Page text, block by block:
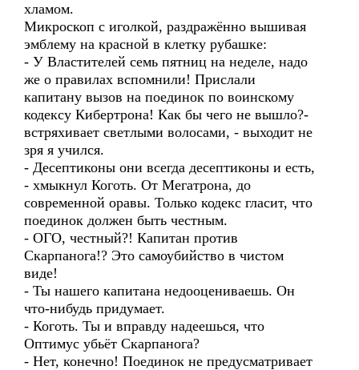
хламом.
Микроскоп с иголкой, раздражённо вышивая
эмблему на красной в клетку рубашке:
- У Властителей семь пятниц на неделе, надо
же о правилах вспомнили! Прислали
капитану вызов на поединок по воинскому
кодексу Кибертрона! Как бы чего не вышло?-
встряхивает светлыми волосами, - выходит не
зря я учился.
- Десептиконы они всегда десептиконы и есть,
- хмыкнул Коготь. От Мегатрона, до
современной оравы. Только кодекс гласит, что
поединок должен быть честным.
- ОГО, честный?! Капитан против
Скарпанога!? Это самоубийство в чистом
виде!
- Ты нашего капитана недооцениваешь. Он
что-нибудь придумает.
- Коготь. Ты и вправду надеешься, что
Оптимус убьёт Скарпанога?
- Нет, конечно! Поединок не предусматривает